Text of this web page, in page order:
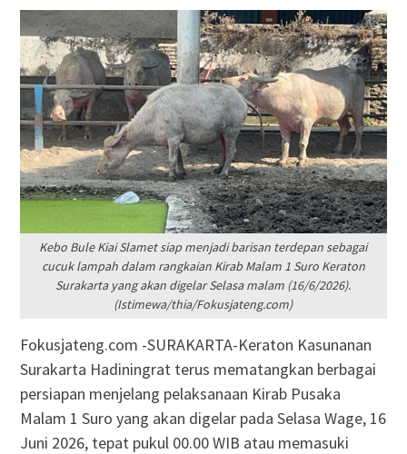
Kebo Bule Kiai Slamet siap menjadi barisan terdepan sebagai
cucuk lampah dalam rangkaian Kirab Malam 1 Suro Keraton
Surakarta yang akan digelar Selasa malam (16/6/2026).
(Istimewa/thia/Fokusjateng.com)
Fokusjateng.com -SURAKARTA-Keraton Kasunanan
Surakarta Hadiningrat terus mematangkan berbagai
persiapan menjelang pelaksanaan Kirab Pusaka
Malam 1 Suro yang akan digelar pada Selasa Wage, 16
Juni 2026, tepat pukul 00.00 WIB atau memasuki